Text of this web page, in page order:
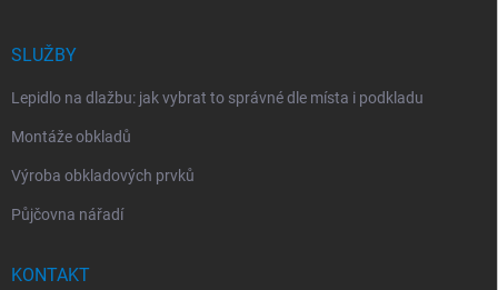
SLUŽBY
Lepidlo na dlažbu: jak vybrat to správné dle místa i podkladu
Montáže obkladů
Výroba obkladových prvků
Půjčovna nářadí
KONTAKT